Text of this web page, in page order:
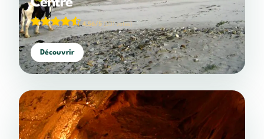
4,56/5 (331 votes)
Découvrir